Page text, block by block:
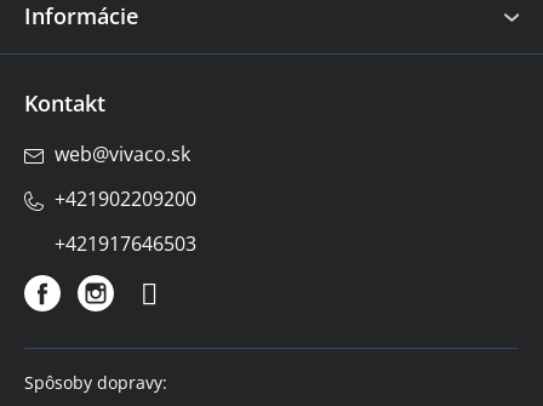
Informácie
Kontakt
web@vivaco.sk
+421902209200
+421917646503
Spôsoby dopravy: